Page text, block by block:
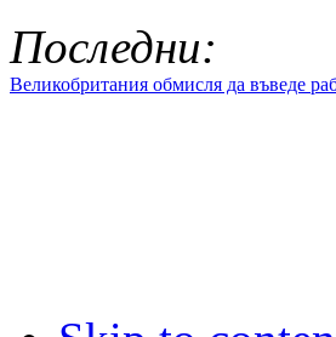
Последни:
Великобритания обмисля да въведе